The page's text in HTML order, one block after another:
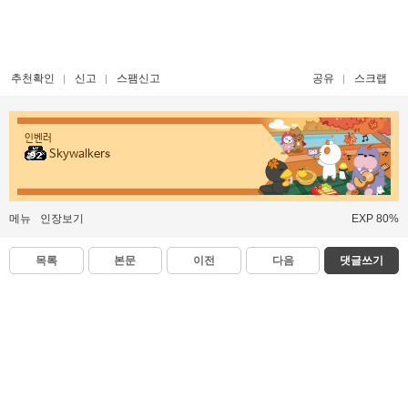
추천확인 신고 스팸신고 공유 스크랩
인벤러
Skywalkers
메뉴 인장보기 EXP 80%
목록 본문 이전 다음 댓글쓰기